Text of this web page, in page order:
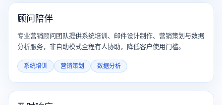
顾问陪伴
专业营销顾问团队提供系统培训、邮件设计制作、营销策划与数据
分析服务，非自助模式全程有人协助，降低客户使用门槛。
系统培训 营销策划 数据分析